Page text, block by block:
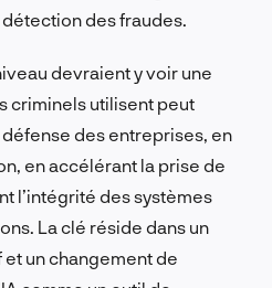
des fraudes.
devraient y voir une
criminels utilisent peut
des entreprises, en
en accélérant la prise de
l’intégrité des systèmes
La clé réside dans un
un changement de